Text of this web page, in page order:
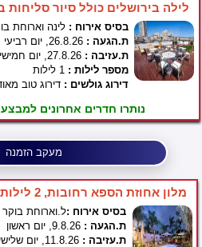
לילה בירושלים כולל סיור סליחות
בסיס אירוח : לינה וארוחת
ת.הגעה : 26.8.26, יום רביעי
ת.עזיבה : 27.8.26, יום חמישי
מספר לילות : 1 לילות
דירוג גולשים : דירוג טוב
נותרו חדרים אחרונים
מעקב הזמנה
מלון אחוזת הספא רחובות, 2 לילות ,אמצ"ש
בסיס אירוח :ל.וארוחת בוקר
ת.הגעה :
ת.עזיבה :